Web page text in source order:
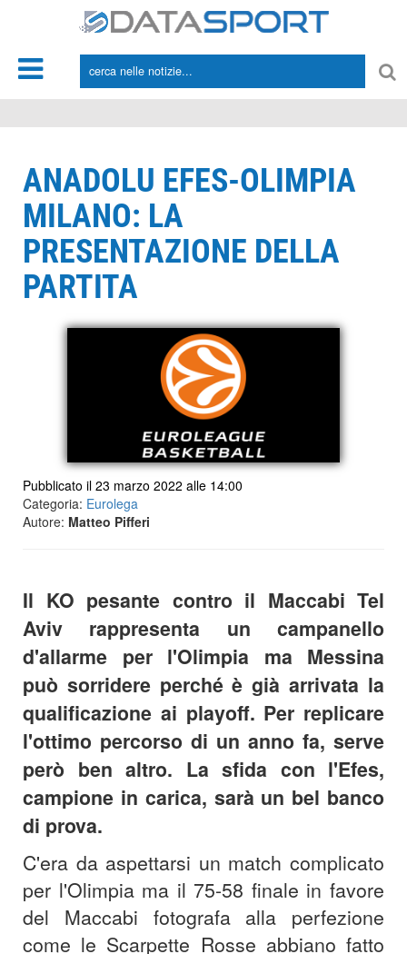
ANADOLU EFES-OLIMPIA
MILANO: LA
PRESENTAZIONE DELLA
PARTITA
Pubblicato il 23 marzo 2022 alle 14:00
Categoria: Eurolega
Autore: Matteo Pifferi
Il KO pesante contro il Maccabi Tel
Aviv rappresenta un campanello
d'allarme per l'Olimpia ma Messina
può sorridere perché è già arrivata la
qualificazione ai playoff. Per replicare
l'ottimo percorso di un anno fa, serve
però ben altro. La sfida con l'Efes,
campione in carica, sarà un bel banco
di prova.
C'era da aspettarsi un match complicato
per l'Olimpia ma il 75-58 finale in favore
del Maccabi fotografa alla perfezione
come le Scarpette Rosse abbiano fatto